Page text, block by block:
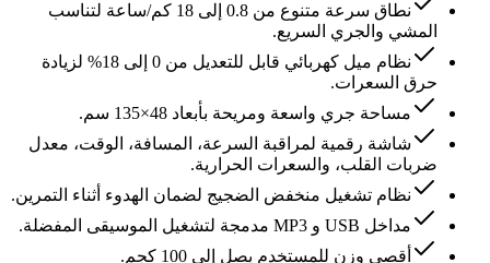
نطاق سرعة متنوع من 0.8 إلى 18 كم/ساعة لتناسب
المشي والجري السريع.
نظام ميل كهربائي قابل للتعديل من 0 إلى 18% لزيادة
حرق السعرات.
مساحة جري واسعة ومريحة بأبعاد 48×135 سم.
شاشة رقمية لمراقبة السرعة، المسافة، الوقت، معدل
ضربات القلب، والسعرات الحرارية.
نظام تشغيل منخفض الضجيج لضمان الهدوء أثناء التمرين.
مداخل USB و MP3 مدمجة لتشغيل الموسيقى المفضلة.
أقصى وزن للمستخدم يصل إلى 100 كجم.